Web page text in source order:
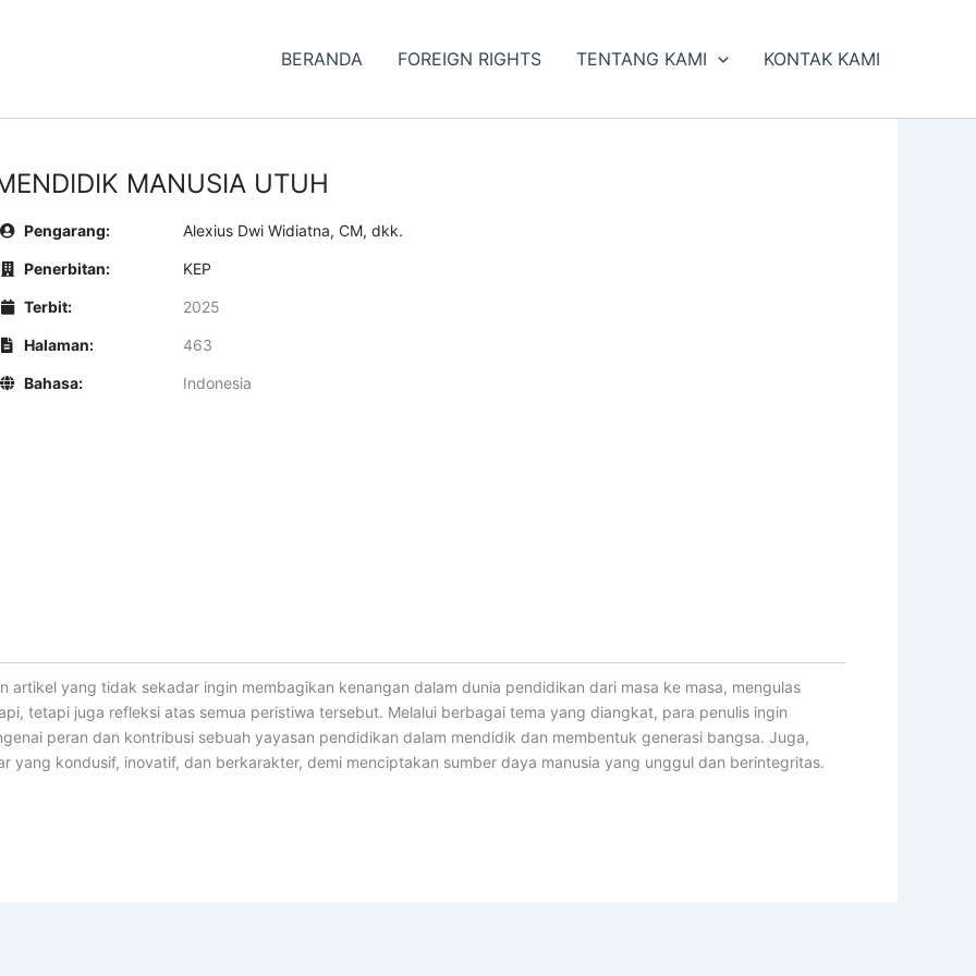
BERANDA FOREIGN RIGHTS TENTANG KAMI KONTAK KAMI
MANUSIA UTUH
Pengarang: Alexius Dwi Widiatna, CM, dkk.
Penerbitan: KEP
Terbit: 2025
Halaman: 463
Bahasa: Indonesia
artikel yang tidak sekadar ingin membagikan kenangan dalam dunia pendidikan dari masa ke masa, mengulas
tetapi juga refleksi atas semua peristiwa tersebut. Melalui berbagai tema yang diangkat, para penulis ingin
peran dan kontribusi sebuah yayasan pendidikan dalam mendidik dan membentuk generasi bangsa. Juga,
yang kondusif, inovatif, dan berkarakter, demi menciptakan sumber daya manusia yang unggul dan berintegritas.